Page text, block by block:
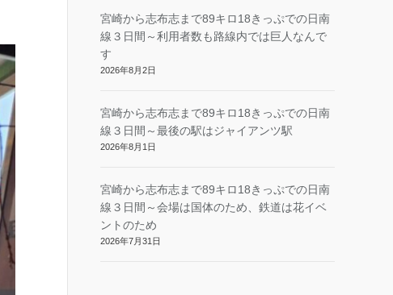
宮崎から志布志まで89キロ18きっぷでの日南
線３日間～利用者数も路線内では巨人なんで
す
2026年8月2日
宮崎から志布志まで89キロ18きっぷでの日南
線３日間～最後の駅はジャイアンツ駅
2026年8月1日
宮崎から志布志まで89キロ18きっぷでの日南
線３日間～会場は国体のため、鉄道は花イベ
ントのため
2026年7月31日